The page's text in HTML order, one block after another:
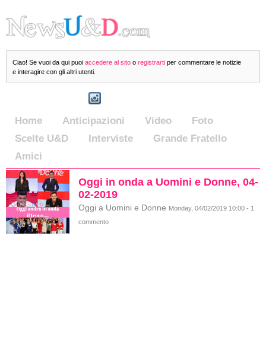
Ciao! Se vuoi da qui puoi accedere al sito o registrarti per commentare le notizie
e interagire con gli altri utenti.
Home Anticipazioni Video
Foto
Scelte U&D
Interviste
Grande Fratello
Amici
Oggi in onda a Uomini e Donne, 04-
02-2019
Oggi a Uomini e Donne Monday, 04/02/2019 10:00 - 1
commento